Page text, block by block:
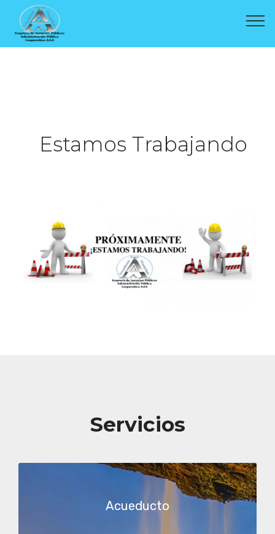
Estamos Trabajando
Servicios
Acueducto